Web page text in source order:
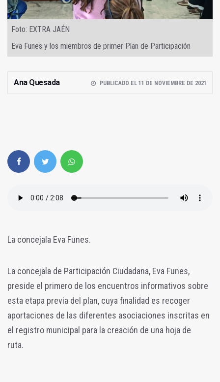
Foto: EXTRA JAÉN
Eva Funes y los miembros de primer Plan de Participación
Ana Quesada PUBLICADO EL 11 DE NOVIEMBRE DE 2021
La concejala Eva Funes.
La concejala de Participación Ciudadana, Eva Funes,
preside el primero de los encuentros informativos sobre
esta etapa previa del plan, cuya finalidad es recoger
aportaciones de las diferentes asociaciones inscritas en
el registro municipal para la creación de una hoja de
ruta.